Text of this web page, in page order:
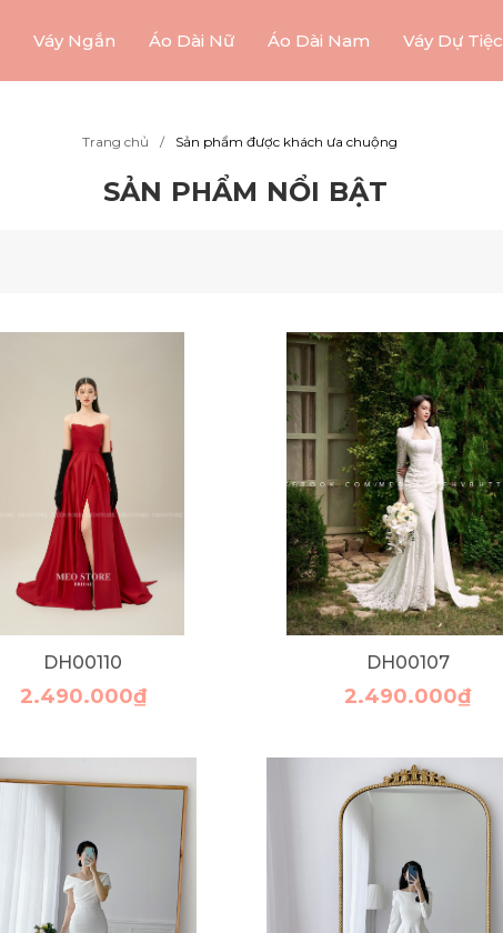
Váy Ngắn Áo Dài Nữ Áo Dài Nam Váy Dự Tiệc
Trang chủ Sản phẩm được khách ưa chuộng
SẢN PHẨM NỔI BẬT
DH00110
2.490.000₫
DH00107
2.490.000₫